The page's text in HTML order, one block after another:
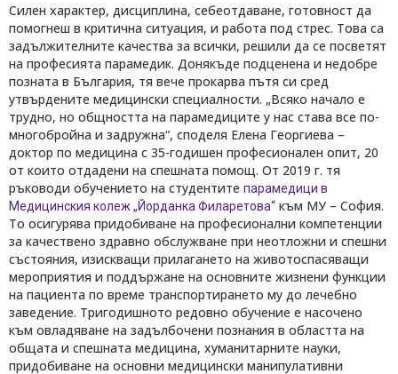
Силен характер, дисциплина, себеотдаване, готовност да
помогнеш в критична ситуация, и работа под стрес. Това са
задължителните качества за всички, решили да се посветят
на професията парамедик. Донякъде подценена и недобре
позната в България, тя вече прокарва пътя си сред
утвърдените медицински специалности. „Всяко начало е
трудно, но общността на парамедиците у нас става все по-
многобройна и задружна“, споделя Елена Георгиева –
доктор по медицина с 35-годишен професионален опит, 20
от които отдадени на спешната помощ. От 2019 г. тя
ръководи обучението на студентите парамедици в
Медицинския колеж „Йорданка Филаретова“ към МУ – София.
То осигурява придобиване на професионални компетенции
за качествено здравно обслужване при неотложни и спешни
състояния, изискващи прилагането на животоспасяващи
мероприятия и поддържане на основните жизнени функции
на пациента по време транспортирането му до лечебно
заведение. Тригодишното редовно обучение е насочено
към овладяване на задълбочени познания в областта на
общата и спешната медицина, хуманитарните науки,
придобиване на основни медицински манипулативни